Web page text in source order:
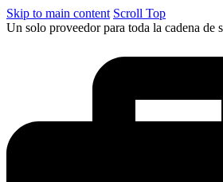
Skip to main content Scroll Top
Un solo proveedor para toda la cadena de